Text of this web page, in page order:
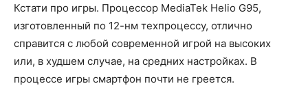
Кстати про игры. Процессор MediaTek Helio G95,
изготовленный по 12-нм техпроцессу, отлично
справится с любой современной игрой на высоких
или, в худшем случае, на средних настройках. В
процессе игры смартфон почти не греется.